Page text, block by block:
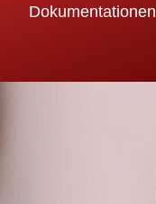
Dokumentationen